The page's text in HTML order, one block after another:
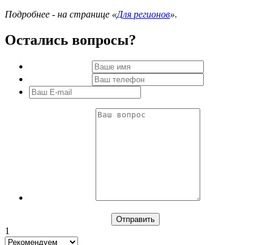
Подробнее - на странице «Для регионов».
Остались вопросы?
1